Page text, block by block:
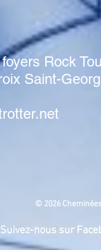
Rock
Saint-
© 2026
Suivez-nous sur